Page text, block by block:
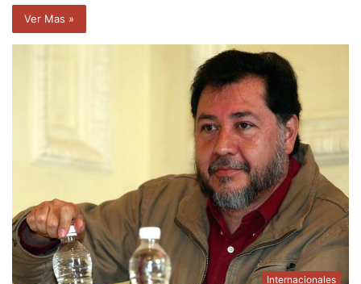
Ver Mas »
Internacionales